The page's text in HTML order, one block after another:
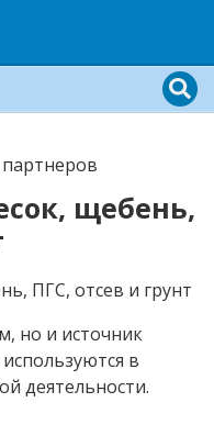
щебень,
но и источник
в
деятельности.